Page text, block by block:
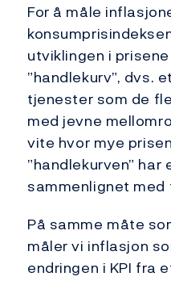
For å måle
utviklingen i
”handlekurv”, dvs.
tjenester som de
med jevne
vite hvor mye
”handlekurven” har
sammenlignet med
På samme måte
måler vi inflasjon
endringen i KPI fra